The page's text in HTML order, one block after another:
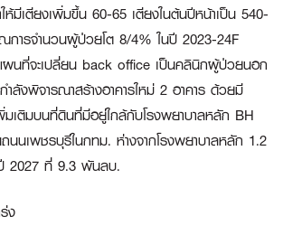
ห้มีเตียงเพิ่มขึ้น 60-65 เตียงในต้นปีหน้าเป็น 540-
ณการจำนวนผู้ป่วยโต 8/4% ในปี 2023-24F
นที่จะเปลี่ยน back office เป็นคลินิกผู้ป่วยนอก
ลังพิจารณาสร้างอาคารใหม่ 2 อาคาร ด้วยมี
มเติมบนที่ดินที่มีอยู่ใกล้กับโรงพยาบาลหลัก BH
ถนนเพชรบุรีในกทม. ห่างจากโรงพยาบาลหลัก 1.2
2027 ที่ 9.3 พันลบ.
ง